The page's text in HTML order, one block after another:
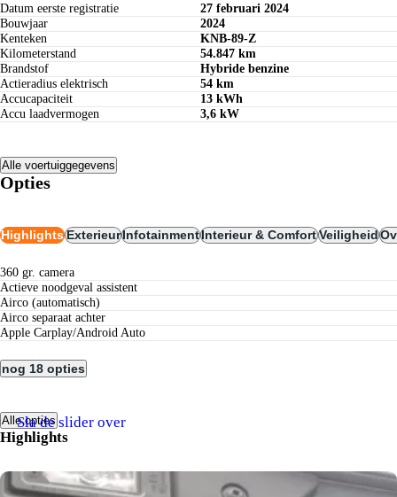
Datum eerste registratie
27 februari 2024
Bouwjaar
2024
Kenteken
KNB-89-Z
Kilometerstand
54.847 km
Brandstof
Hybride benzine
Actieradius elektrisch
54 km
Accucapaciteit
13 kWh
Accu laadvermogen
3,6 kW
Alle voertuiggegevens
Opties
HighlightsExterieurInfotainmentInterieur & ComfortVeiligheid
360 gr. camera
actieve noodgeval assistent
airco (automatisch)
airco separaat achter
Apple Carplay/Android Auto
nog 18 opties
Alle opties
Highlights
Sla de slider over